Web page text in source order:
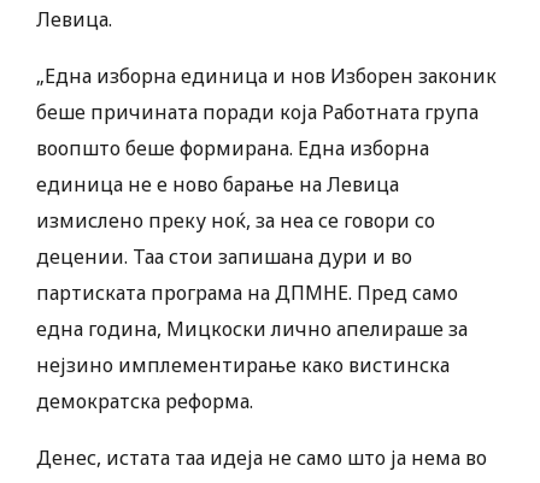
Левица.
„Една изборна единица и нов Изборен законик
беше причината поради која Работната група
воопшто беше формирана. Една изборна
единица не е ново барање на Левица
измислено преку ноќ, за неа се говори со
децении. Таа стои запишана дури и во
партиската програма на ДПМНЕ. Пред само
една година, Мицкоски лично апелираше за
нејзино имплементирање како вистинска
демократска реформа.
Денес, истата таа идеја не само што ја нема во